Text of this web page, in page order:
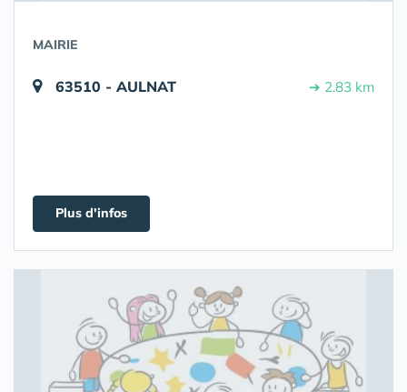
MAIRIE
63510 - AULNAT ➔ 2.83 km
Plus d'infos